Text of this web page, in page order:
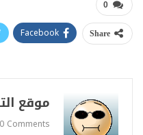
0
Share
Facebook
موقع
0 Comments